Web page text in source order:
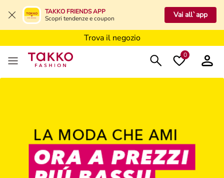
TAKKO FRIENDS APP
Scopri tendenze e coupon
Vai all`app
Trova il negozio
Trova il negozio
0